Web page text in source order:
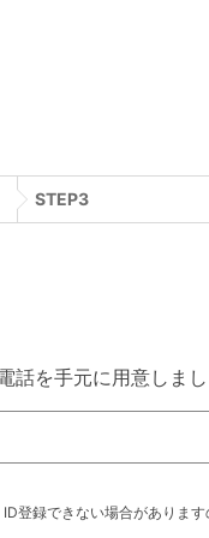
STEP3
を手元に用意しまし
登録できない場合があります